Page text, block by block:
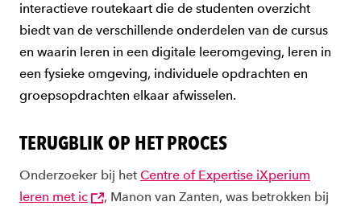
interactieve routekaart die de studenten overzicht
biedt van de verschillende onderdelen van de cursus
en waarin leren in een digitale leeromgeving, leren in
een fysieke omgeving, individuele opdrachten en
groepsopdrachten elkaar afwisselen.
TERUGBLIK OP HET PROCES
Onderzoeker bij het Centre of Expertise iXperium
leren met ic
, Manon van Zanten, was betrokken bij